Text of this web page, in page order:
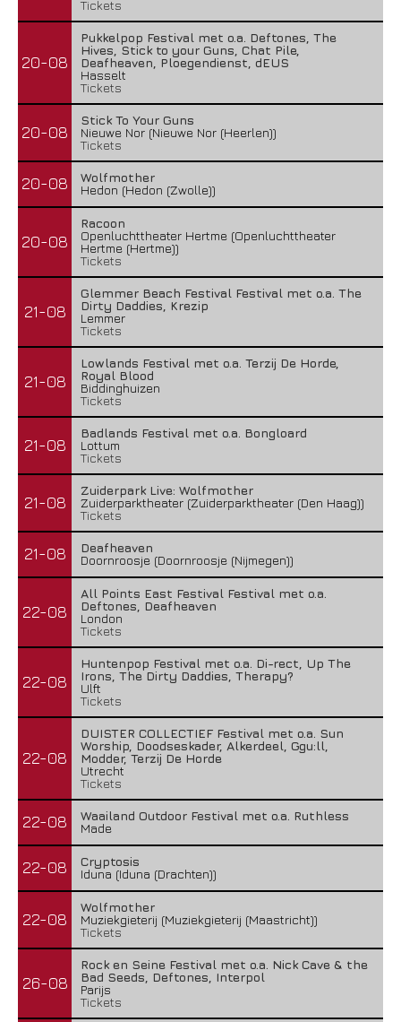
Tickets
20-08
Pukkelpop Festival met o.a. Deftones, The
Hives, Stick to your Guns, Chat Pile,
Deafheaven, Ploegendienst, dEUS
Hasselt
Tickets
20-08
Stick To Your Guns
Nieuwe Nor (Nieuwe Nor (Heerlen))
Tickets
20-08
Wolfmother
Hedon (Hedon (Zwolle))
20-08
Racoon
Openluchttheater Hertme (Openluchttheater
Hertme (Hertme))
Tickets
21-08
Glemmer Beach Festival Festival met o.a. The
Dirty Daddies, Krezip
Lemmer
Tickets
21-08
Lowlands Festival met o.a. Terzij De Horde,
Royal Blood
Biddinghuizen
Tickets
21-08
Badlands Festival met o.a. Bongloard
Lottum
Tickets
21-08
Zuiderpark Live: Wolfmother
Zuiderparktheater (Zuiderparktheater (Den Haag))
Tickets
21-08
Deafheaven
Doornroosje (Doornroosje (Nijmegen))
22-08
All Points East Festival Festival met o.a.
Deftones, Deafheaven
London
Tickets
22-08
Huntenpop Festival met o.a. Di-rect, Up The
Irons, The Dirty Daddies, Therapy?
Ulft
Tickets
22-08
DUISTER COLLECTIEF Festival met o.a. Sun
Worship, Doodseskader, Alkerdeel, Ggu:ll,
Modder, Terzij De Horde
Utrecht
Tickets
22-08
Waailand Outdoor Festival met o.a. Ruthless
Made
22-08
Cryptosis
Iduna (Iduna (Drachten))
22-08
Wolfmother
Muziekgieterij (Muziekgieterij (Maastricht))
Tickets
26-08
Rock en Seine Festival met o.a. Nick Cave & the
Bad Seeds, Deftones, Interpol
Parijs
Tickets